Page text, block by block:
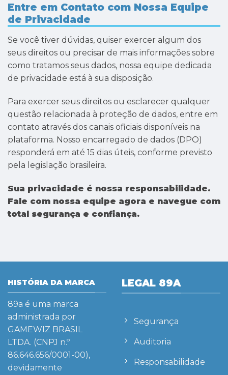
Entre em Contato com Nossa Equipe
de Privacidade
Se você tiver dúvidas, quiser exercer algum dos
seus direitos ou precisar de mais informações sobre
como tratamos seus dados, nossa equipe dedicada
de privacidade está à sua disposição.
Para exercer seus direitos ou esclarecer qualquer
questão relacionada à proteção de dados, entre em
contato através dos canais oficiais disponíveis na
plataforma. Nosso encarregado de dados (DPO)
responderá em até 15 dias úteis, conforme previsto
pela legislação brasileira.
Sua privacidade é nossa responsabilidade.
Fale com nossa equipe agora e navegue com
total segurança e confiança.
HISTÓRIA DA MARCA
89a é uma marca
administrada por
GAMEWIZ BRASIL
LTDA. (CNPJ n.º
86.646.656/0001-00),
devidamente
LEGAL 89A
Segurança
Auditoria
Responsabilidade